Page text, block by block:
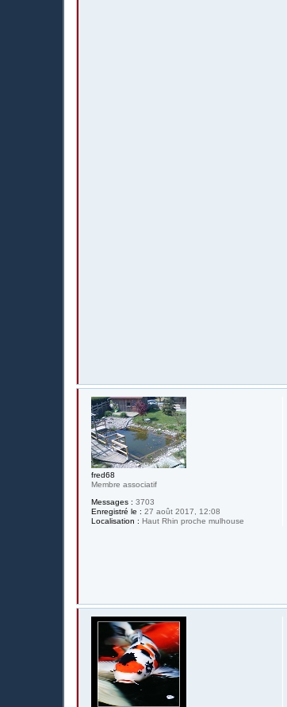
fred68
Membre associatif
Messages : 3703
Enregistré le : 27 août 2017, 12:08
Localisation : Haut Rhin proche mulhouse